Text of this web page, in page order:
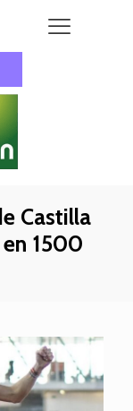
Castilla
1500